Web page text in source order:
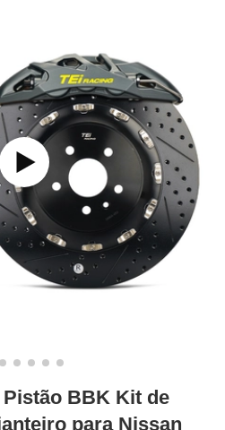
BBK Kit de
para Nissan